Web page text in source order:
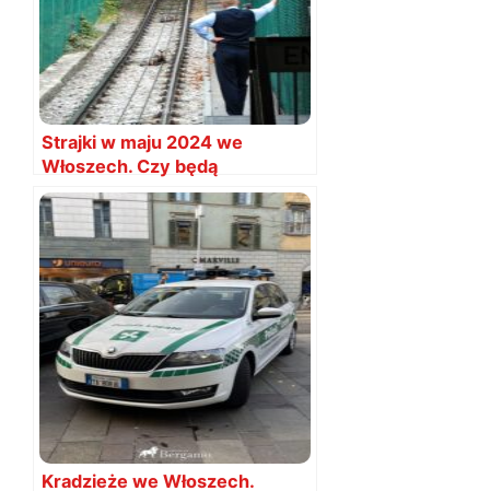
Strajki w maju 2024 we
Włoszech. Czy będą
utrudnienia? Daty
Kradzieże we Włoszech.